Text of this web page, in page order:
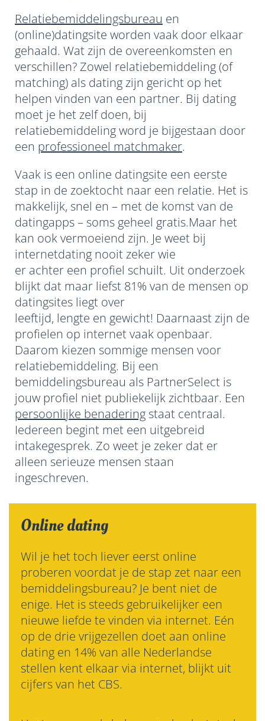
Relatiebemiddelingsbureau en
(online)datingsite worden vaak door elkaar
gehaald. Wat zijn de overeenkomsten en
verschillen? Zowel relatiebemiddeling (of
matching) als dating zijn gericht op het
helpen vinden van een partner. Bij dating
moet je het zelf doen, bij
relatiebemiddeling word je bijgestaan door
een professioneel matchmaker.
Vaak is een online datingsite een eerste
stap in de zoektocht naar een relatie. Het is
makkelijk, snel en – met de komst van de
datingapps – soms geheel gratis.Maar het
kan ook vermoeiend zijn. Je weet bij
internetdating nooit zeker wie
er achter een profiel schuilt. Uit onderzoek
blijkt dat maar liefst 81% van de mensen op
datingsites liegt over
leeftijd, lengte en gewicht! Daarnaast zijn de
profielen op internet vaak openbaar.
Daarom kiezen sommige mensen voor
relatiebemiddeling. Bij een
bemiddelingsbureau als PartnerSelect is
jouw profiel niet publiekelijk zichtbaar. Een
persoonlijke benadering staat centraal.
Iedereen begint met een uitgebreid
intakegesprek. Zo weet je zeker dat er
alleen serieuze mensen staan
ingeschreven.
Online dating
Wil je het toch liever eerst online
proberen voordat je de stap zet naar een
bemiddelingsbureau? Je bent niet de
enige. Het is steeds gebruikelijker een
nieuwe liefde te vinden via internet. Eén
op de drie vrijgezellen doet aan online
dating en 14% van alle Nederlandse
stellen kent elkaar via internet, blijkt uit
cijfers van het CBS.